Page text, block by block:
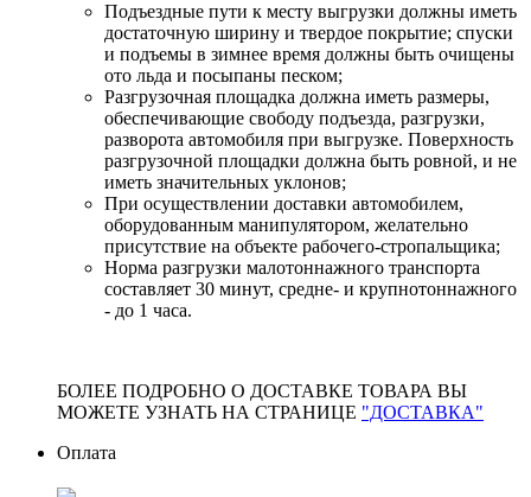
Подъездные пути к месту выгрузки должны иметь
достаточную ширину и твердое покрытие; спуски
и подъемы в зимнее время должны быть очищены
ото льда и посыпаны песком;
Разгрузочная площадка должна иметь размеры,
обеспечивающие свободу подъезда, разгрузки,
разворота автомобиля при выгрузке. Поверхность
разгрузочной площадки должна быть ровной, и не
иметь значительных уклонов;
При осуществлении доставки автомобилем,
оборудованным манипулятором, желательно
присутствие на объекте рабочего-стропальщика;
Норма разгрузки малотоннажного транспорта
составляет 30 минут, средне- и крупнотоннажного
- до 1 часа.
БОЛЕЕ ПОДРОБНО О ДОСТАВКЕ ТОВАРА ВЫ
МОЖЕТЕ УЗНАТЬ НА СТРАНИЦЕ "ДОСТАВКА"
Оплата